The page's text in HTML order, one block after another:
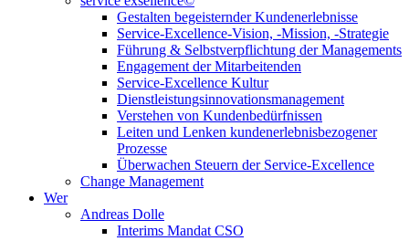
Gestalten begeisternder Kundenerlebnisse
Service-Excellence-Vision, -Mission, -Strategie
Führung & Selbstverpflichtung der Managements
Engagement der Mitarbeitenden
Service-Excellence Kultur
Dienstleistungsinnovationsmanagement
Verstehen von Kundenbedürfnissen
Leiten und Lenken kundenerlebnisbezogener
Prozesse
Überwachen Steuern der Service-Excellence
Change Management
Wer
Andreas Dolle
Interims Mandat CSO